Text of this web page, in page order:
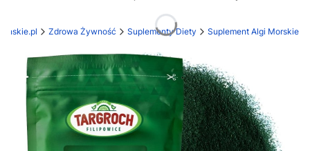
Zdrowa Żywność Suplementy Diety Suplement Algi Morskie